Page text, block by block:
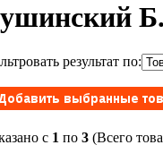
результат по:
с 1 по 3 (Всего